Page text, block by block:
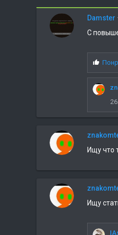
Damster
С
С
и
м
п
и
:
Ищу что
Ищу